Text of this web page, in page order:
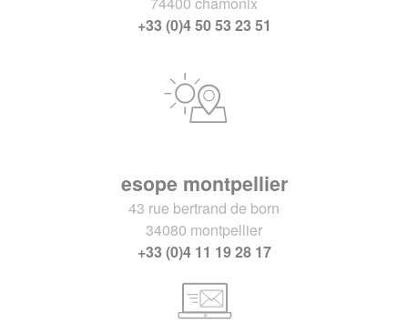
+33 (0)4 50 53 23 51
esope montpellier
43 rue bertrand de born
34080 montpellier
+33 (0)4 11 19 28 17